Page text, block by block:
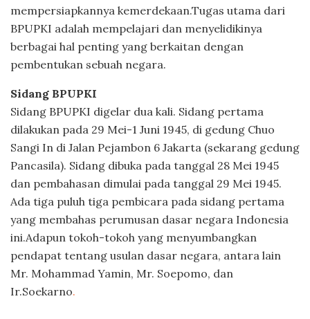
mempersiapkannya kemerdekaan.Tugas utama dari
BPUPKI adalah mempelajari dan menyelidikinya
berbagai hal penting yang berkaitan dengan
pembentukan sebuah negara.
Sidang BPUPKI
Sidang BPUPKI digelar dua kali. Sidang pertama
dilakukan pada 29 Mei-1 Juni 1945, di gedung Chuo
Sangi In di Jalan Pejambon 6 Jakarta (sekarang gedung
Pancasila). Sidang dibuka pada tanggal 28 Mei 1945
dan pembahasan dimulai pada tanggal 29 Mei 1945.
Ada tiga puluh tiga pembicara pada sidang pertama
yang membahas perumusan dasar negara Indonesia
ini.Adapun tokoh-tokoh yang menyumbangkan
pendapat tentang usulan dasar negara, antara lain
Mr. Mohammad Yamin, Mr. Soepomo, dan
Ir.Soekarno.